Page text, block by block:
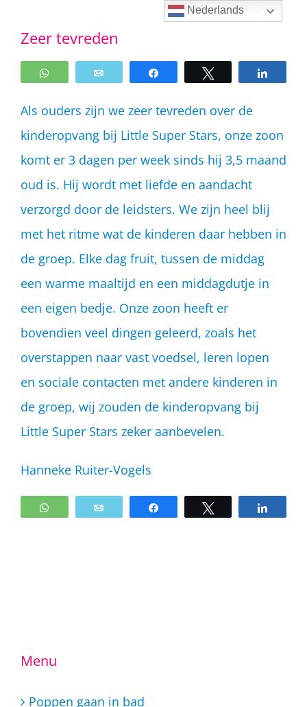
naar
inhoud
Zeer tevreden
WhatsApp
Als ouders zijn we zeer tevreden over de
kinderopvang bij Little Super Stars, onze zoon
komt er 3 dagen per week sinds hij 3,5 maand
oud is. Hij wordt met liefde en aandacht
verzorgd door de leidsters. We zijn heel blij
met het ritme wat de kinderen daar hebben in
de groep. Elke dag fruit, tussen de middag
een warme maaltijd en een middagdutje in
een eigen bedje. Onze zoon heeft er
bovendien veel dingen geleerd, zoals het
overstappen naar vast voedsel, leren lopen
en sociale contacten met andere kinderen in
de groep, wij zouden de kinderopvang bij
Little Super Stars zeker aanbevelen.
Hanneke Ruiter-Vogels
WhatsApp
Menu
Poppen gaan in bad
Nederlands